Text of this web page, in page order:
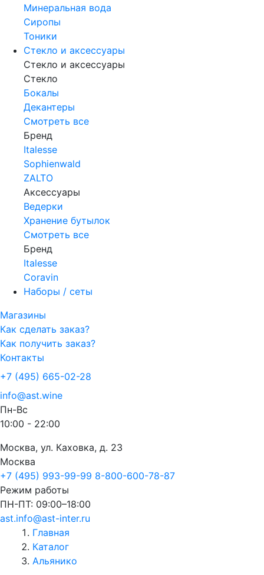
Минеральная вода
Сиропы
Тоники
Стекло и аксессуары
Стекло и аксессуары
Стекло
Бокалы
Декантеры
Смотреть все
Бренд
Italesse
Sophienwald
ZALTO
Аксессуары
Ведерки
Хранение бутылок
Смотреть все
Бренд
Italesse
Coravin
Наборы / сеты
Магазины
Как сделать заказ?
Как получить заказ?
Контакты
+7 (495) 665-02-28
info@ast.wine
Пн-Вс
10:00 - 22:00
Москва, ул. Каховка, д. 23
Москва
+7 (495) 993-99-99 8-800-600-78-87
Режим работы
ПН-ПТ: 09:00–18:00
ast.info@ast-inter.ru
Главная
Каталог
Альянико